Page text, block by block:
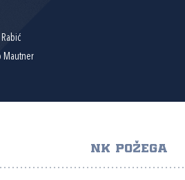
Mautner
NK POŽEGA